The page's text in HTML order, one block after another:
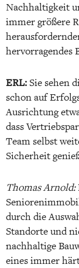
Nachhaltigkeit
immer größere
hervorragendes
ERL:Sie sehen
schon auf
Ausrichtung
dass
Team selbst
Sicherheit
Thomas Arnold:
durch die
Standorte und
nachhaltige
eines immer